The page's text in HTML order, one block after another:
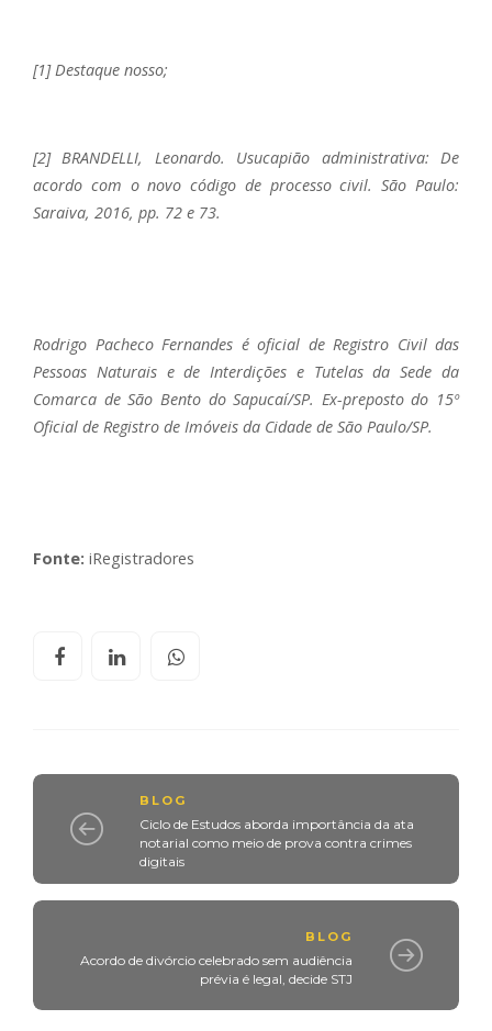
[1] Destaque nosso;
[2] BRANDELLI, Leonardo. Usucapião administrativa: De
acordo com o novo código de processo civil. São Paulo:
Saraiva, 2016, pp. 72 e 73.
Rodrigo Pacheco Fernandes é oficial de Registro Civil das
Pessoas Naturais e de Interdições e Tutelas da Sede da
Comarca de São Bento do Sapucaí/SP. Ex-preposto do 15º
Oficial de Registro de Imóveis da Cidade de São Paulo/SP.
Fonte: iRegistradores
BLOG
Ciclo de Estudos aborda importância da ata
notarial como meio de prova contra crimes
digitais
BLOG
Acordo de divórcio celebrado sem audiência
prévia é legal, decide STJ